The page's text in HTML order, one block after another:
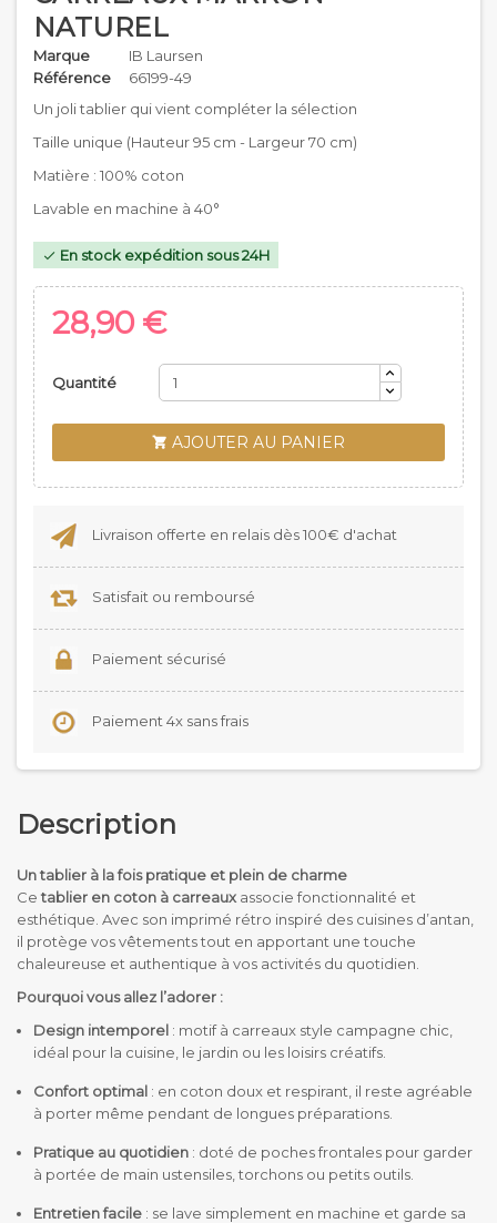
NATUREL
Marque
IB Laursen
Référence
66199-49
Un joli tablier qui vient compléter la sélection
Taille unique (Hauteur 95 cm - Largeur 70 cm)
Matière : 100% coton
Lavable en machine à 40°
 En stock expédition sous 24H
28,90 €
Quantité
 AJOUTER AU PANIER
Livraison offerte en relais dès 100€ d'achat
Satisfait ou remboursé
Paiement sécurisé
Paiement 4x sans frais
Description
Un tablier à la fois pratique et plein de charme
Cetablier en coton à carreaux associe fonctionnalité et
esthétique. Avec son imprimé rétro inspiré des cuisines d’antan,
il protège vos vêtements tout en apportant une touche
chaleureuse et authentique à vos activités du quotidien.
Pourquoi vous allez l’adorer :
Design intemporel : motif à carreaux style campagne chic,
idéal pour la cuisine, le jardin ou les loisirs créatifs.
Confort optimal : en coton doux et respirant, il reste agréable
à porter même pendant de longues préparations.
Pratique au quotidien : doté de poches frontales pour garder
à portée de main ustensiles, torchons ou petits outils.
Entretien facile : se lave simplement en machine et garde sa